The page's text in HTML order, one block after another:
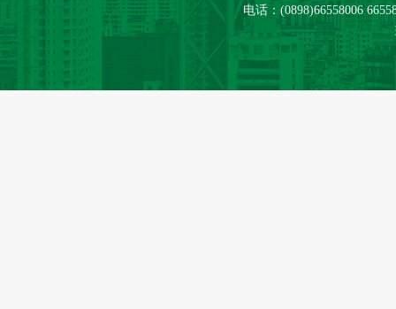
电话：(0898)66558006